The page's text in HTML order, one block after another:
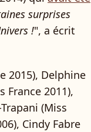
surprises
!", a écrit
2015), Delphine
France 2011),
(Miss
Cindy Fabre